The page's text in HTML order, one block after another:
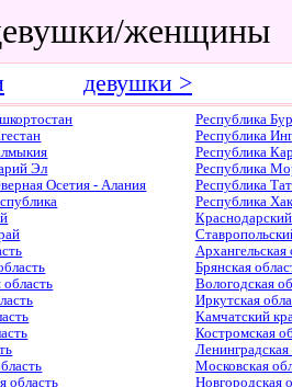
женщины
девушки >
Республика
Республика
Республика
Эл
Республика
Осетия - Алания
Республика
Республика
Архангельская
Брянская
область
Вологодская
Иркутская
Камчатский
Костромская
Ленинградская
Московская
область
Новгородская